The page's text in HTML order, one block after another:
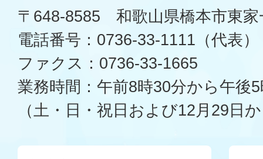
〒648-8585 和歌山県橋本市東家
電話番号：0736-33-1111（代表）
ファクス：0736-33-1665
業務時間：午前8時30分から午後
（土・日・祝日および12月29日